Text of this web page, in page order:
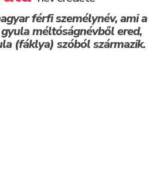
férfi személynév, ami a
méltóságnévből ered,
(fáklya) szóból származik.